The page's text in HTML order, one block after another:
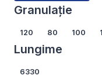
Opțiunile
alese
în
Granulație
Granulație
120 80 100
Lungime
Lungime
6330